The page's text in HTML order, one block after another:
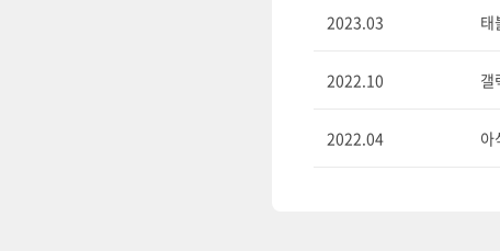
2023.03 태
2022.10 갤
2022.04 아